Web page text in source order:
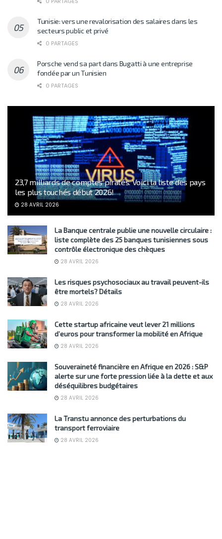
Tunisie: vers une revalorisation des salaires dans les
secteurs public et privé
0 PARTAGES
Porsche vend sa part dans Bugatti à une entreprise
fondée par un Tunisien
0 PARTAGES
23,7 milliards de comptes piratés. Voici la liste des pays
les plus touchés début 2026!
28 AVRIL 2026
La Banque centrale publie une nouvelle circulaire :
liste complète des 25 banques tunisiennes sous
contrôle électronique des chèques
28 AVRIL 2026
Les risques psychosociaux au travail peuvent-ils
être mortels? Détails
28 AVRIL 2026
Cette startup africaine veut lever 21 millions
d’euros pour transformer la mobilité en Afrique
28 AVRIL 2026
Souveraineté financière en Afrique en 2026 : S&P
alerte sur une forte pression liée à la dette et aux
déséquilibres budgétaires
28 AVRIL 2026
La Transtu annonce des perturbations du
transport ferroviaire
28 AVRIL 2026